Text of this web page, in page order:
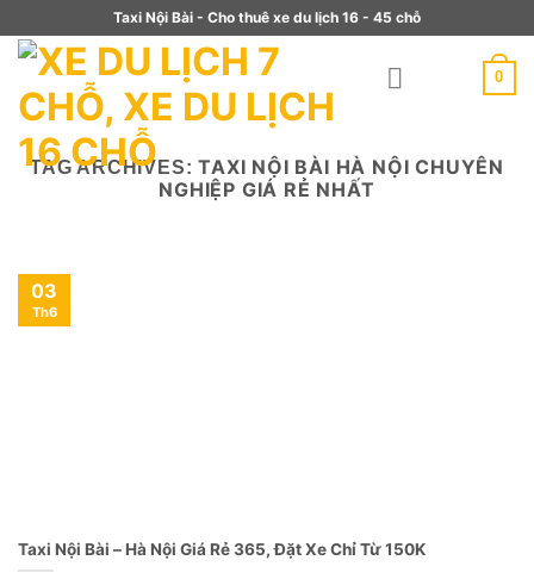
to
content
Taxi Nội Bài - Cho thuê xe du lịch 16 - 45 chỗ
0
TAG ARCHIVES:TAXI NỘI BÀI HÀ NỘI CHUYÊN
NGHIỆP GIÁ RẺ NHẤT
Taxi Nội Bài – Hà Nội Giá Rẻ 365, Đặt Xe Chỉ Từ 150K
03
Th6